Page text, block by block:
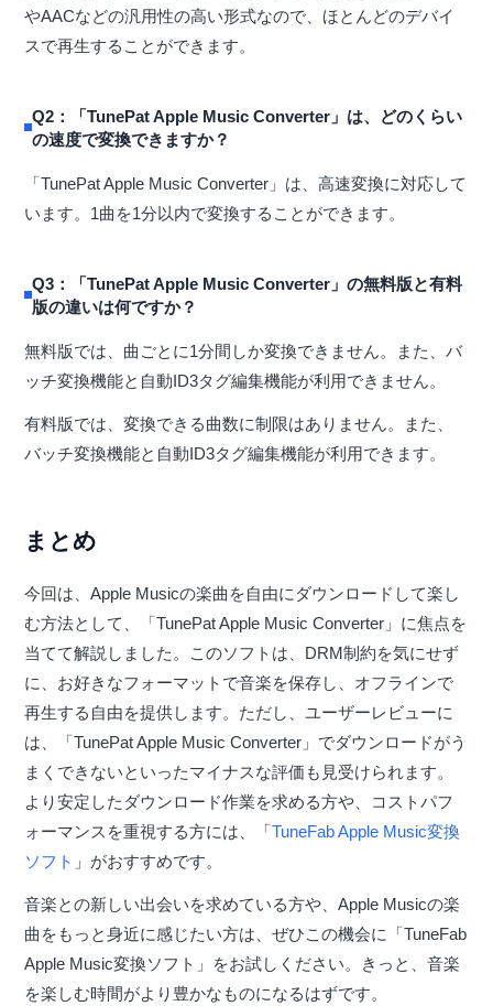
やAACなどの汎用性の高い形式なので、ほとんどのデバイ
スで再生することができます。
Q2：「TunePat Apple Music Converter」は、どのくらい
の速度で変換できますか？
「TunePat Apple Music Converter」は、高速変換に対応して
います。1曲を1分以内で変換することができます。
Q3：「TunePat Apple Music Converter」の無料版と有料
版の違いは何ですか？
無料版では、曲ごとに1分間しか変換できません。また、バ
ッチ変換機能と自動ID3タグ編集機能が利用できません。
有料版では、変換できる曲数に制限はありません。また、
バッチ変換機能と自動ID3タグ編集機能が利用できます。
まとめ
今回は、Apple Musicの楽曲を自由にダウンロードして楽し
む方法として、「TunePat Apple Music Converter」に焦点を
当てて解説しました。このソフトは、DRM制約を気にせず
に、お好きなフォーマットで音楽を保存し、オフラインで
再生する自由を提供します。ただし、ユーザーレビューに
は、「TunePat Apple Music Converter」でダウンロードがう
まくできないといったマイナスな評価も見受けられます。
より安定したダウンロード作業を求める方や、コストパフ
ォーマンスを重視する方には、「TuneFab Apple Music変換
ソフト 」がおすすめです。
音楽との新しい出会いを求めている方や、Apple Musicの楽
曲をもっと身近に感じたい方は、ぜひこの機会に「TuneFab
Apple Music変換ソフト」をお試しください。きっと、音楽
を楽しむ時間がより豊かなものになるはずです。